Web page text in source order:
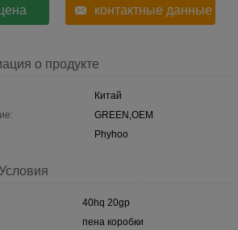
контактные данные
о продукте
Китай
GREEN,OEM
Phyhoo
40hq 20gp
пена коробки